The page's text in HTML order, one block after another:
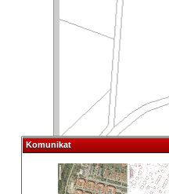
Komunikat